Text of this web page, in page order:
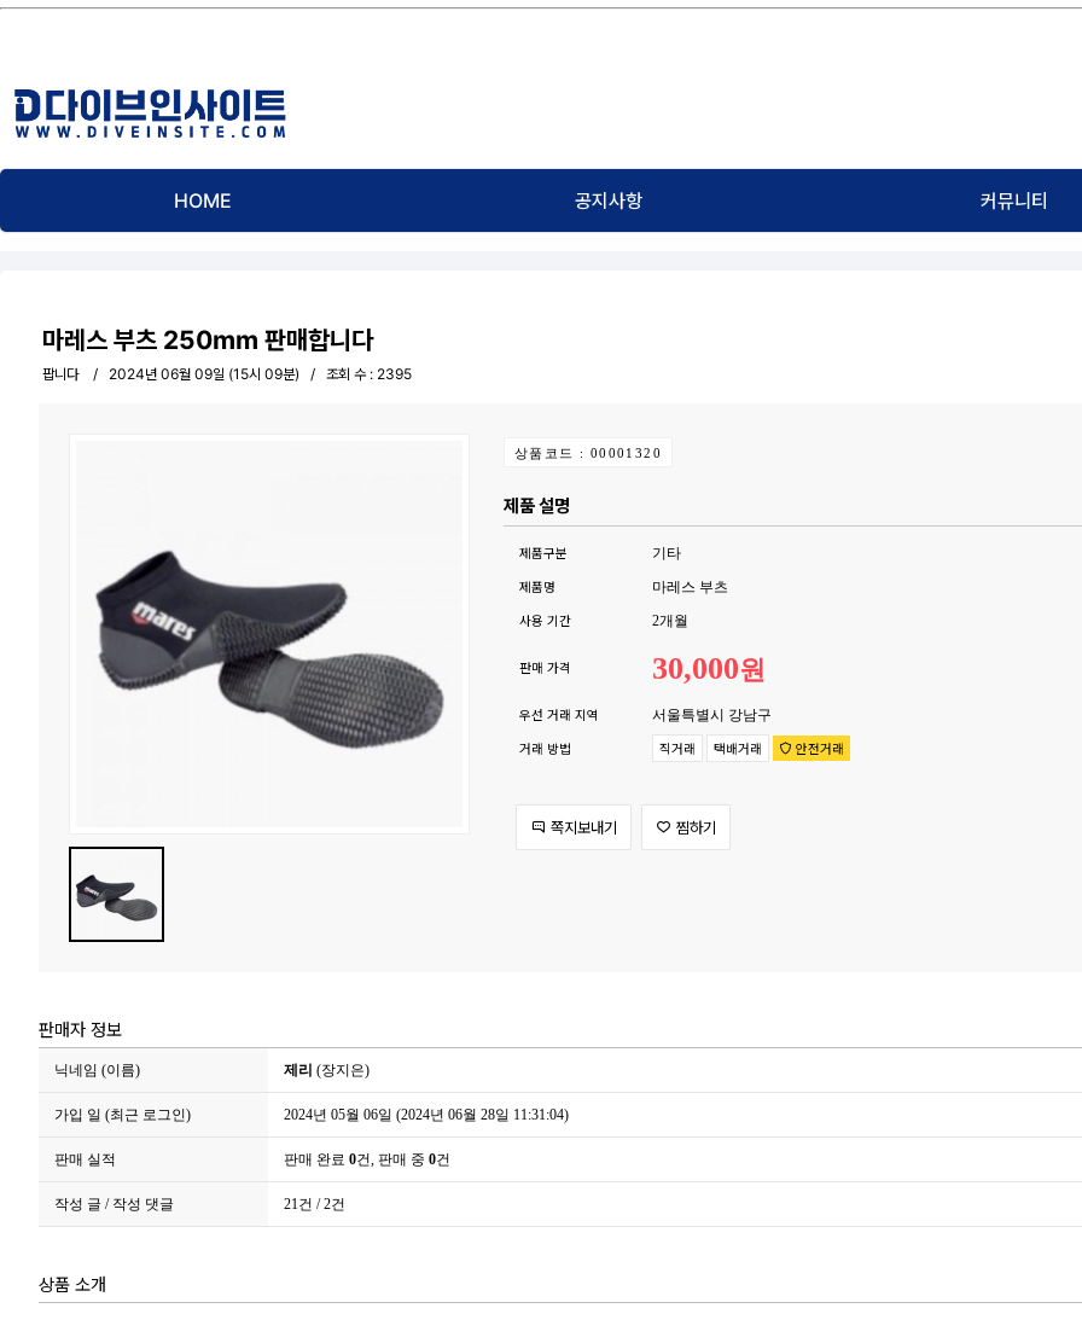
HOME 공지사항
알리는 말씀
커뮤니티
자유게시판
마레스 부츠 250mm 판매합니다
팝니다 2024년 06월 09일 (15시 09분) 조회 수 : 2395
상품코드 : 00001320
제품 설명
제품구분
기타
제품명
마레스 부츠
사용 기간
2개월
판매 가격 30,000원
우선 거래 지역
서울특별시 강남구
거래 방법
직거래 택배거래 안전거래
쪽지보내기 찜하기
판매자 정보
닉네임 (이름) 제리 (장지은)
가입 일 (최근 로그인) 2024년 05월 06일 (2024년 06월 28일 11:31:04)
판매 실적 판매 완료 0건, 판매 중 0건
작성 글 / 작성 댓글 21건 / 2건
상품 소개